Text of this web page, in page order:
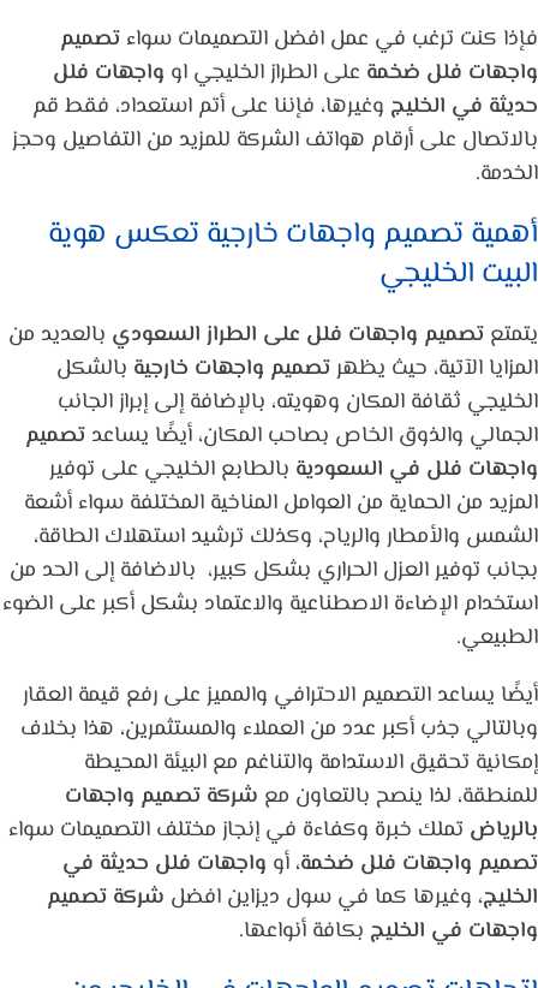
فإذا كنت ترغب في عمل افضل التصميمات سواء تصميم
واجهات فلل ضخمة على الطراز الخليجي او واجهات فلل
حديثة في الخليج وغيرها، فإننا على أتم استعداد، فقط قم
بالاتصال على أرقام هواتف الشركة للمزيد من التفاصيل وحجز
الخدمة.
أهمية تصميم واجهات خارجية تعكس هوية
البيت الخليجي
يتمتع تصميم واجهات فلل على الطراز السعودي بالعديد من
المزايا الآتية، حيث يظهرتصميم واجهات خارجية بالشكل
الخليجي ثقافة المكان وهويته، بالإضافة إلى إبراز الجانب
الجمالي والذوق الخاص بصاحب المكان، أيضًا يساعد تصميم
واجهات فلل في السعودية بالطابع الخليجي على توفير
المزيد من الحماية من العوامل المناخية المختلفة سواء أشعة
الشمس والأمطار والرياح، وكذلك ترشيد استهلاك الطاقة،
بجانب توفير العزل الحراري بشكل كبير، بالاضافة إلى الحد من
استخدام الإضاءة الاصطناعية والاعتماد بشكل أكبر على الضوء
الطبيعي.
أيضًا يساعد التصميم الاحترافي والمميز على رفع قيمة العقار
وبالتالي جذب أكبر عدد من العملاء والمستثمرين، هذا بخلاف
إمكانية تحقيق الاستدامة والتناغم مع البيئة المحيطة
للمنطقة، لذا ينصح بالتعاون مع شركة تصميم واجهات
بالرياض تملك خبرة وكفاءة في إنجاز مختلف التصميمات سواء
تصميم واجهات فلل ضخمة، أو واجهات فلل حديثة في
الخليج، وغيرها كما في سول ديزاين افضل شركة تصميم
واجهات في الخليج بكافة أنواعها.